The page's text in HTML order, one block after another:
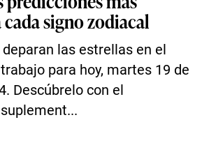
cada signo zodiacal
las estrellas en el
para hoy, martes 19 de
Descúbrelo con el